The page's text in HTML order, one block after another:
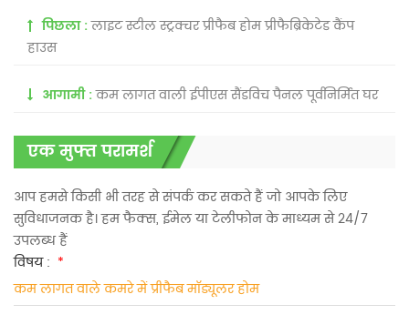
पिछला :लाइट स्टील स्ट्रक्चर प्रीफैब होम प्रीफैब्रिकेटेड कैंप
हाउस
आगामी :कम लागत वाली ईपीएस सैंडविच पैनल पूर्वनिर्मित घर
एक मुफ्त परामर्श
आप हमसे किसी भी तरह से संपर्क कर सकते हैं जो आपके लिए
सुविधाजनक है। हम फैक्स, ईमेल या टेलीफोन के माध्यम से 24/7
उपलब्ध हैं
विषय : *
कम लागत वाले कमरे में प्रीफैब मॉड्यूलर होम